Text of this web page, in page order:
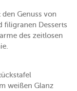
den Genuss von
filigranen Desserts
des zeitlosen
weißen Glanz